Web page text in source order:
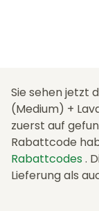
Sie sehen jetzt
(Medium) +
zuerst auf
Rabattcode
Rabattcodes .
Lieferung als